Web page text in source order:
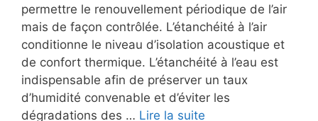
permettre le renouvellement périodique de l’air
mais de façon contrôlée. L’étanchéité à l’air
conditionne le niveau d’isolation acoustique et
de confort thermique. L’étanchéité à l’eau est
indispensable afin de préserver un taux
d’humidité convenable et d’éviter les
dégradations des … Lire la suite